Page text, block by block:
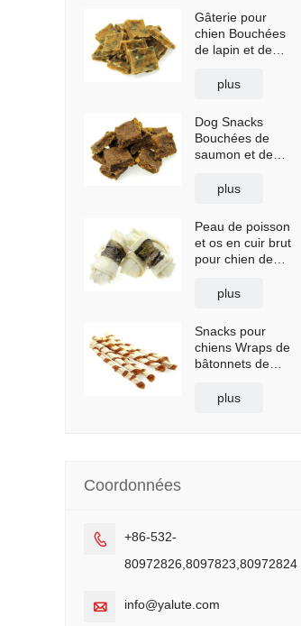
Gâterie pour
chien Bouchées
de lapin et de
plus
Dog Snacks
Bouchées de
saumon et de
plus
Peau de poisson
et os en cuir brut
pour chien de
plus
Snacks pour
chiens Wraps de
bâtonnets de
pouletplus
Coordonnées

+86-532-
80972826,8097823,80972824
 info@yalute.com